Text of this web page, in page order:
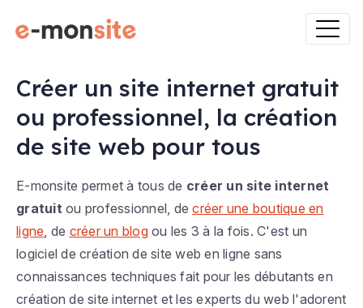
Créer un site internet gratuit
ou professionnel, la création
de site web pour tous
E-monsite permet à tous de créer un site internet
gratuit ou professionnel, decréer une boutique en
ligne , de créer un blogou les 3 à la fois. C'est un
logiciel de création de site web en ligne sans
connaissances techniques fait pour les débutants en
création de site internet et les experts du web l'adorent